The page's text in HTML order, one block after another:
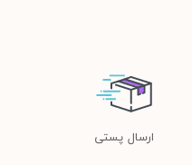
ارسال پستی